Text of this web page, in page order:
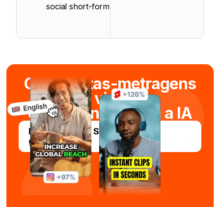
social short-form
Criar curtas-metragens
viral
em segundos com a IA
Experimente o Submagic
gratuitamente